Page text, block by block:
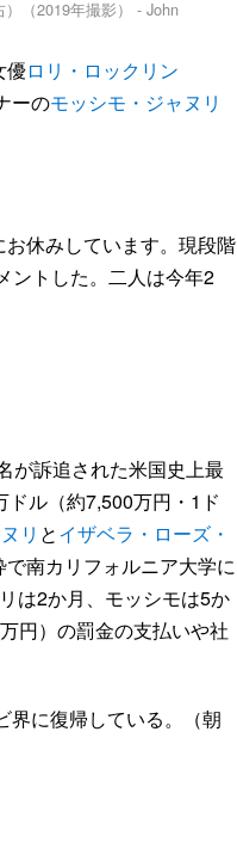
（2019年撮影） - John
優ロリ・ロックリン
ーのモッシモ・ジャヌリ
休みしています。現段階
ントした。二人は今年2
が訴追された米国史上最
ル（約7,500万円・1ド
リ とイザベラ・ローズ・
南カリフォルニア大学に
は2か月、モッシモは5か
円）の罰金の支払いや社
に復帰している。（朝